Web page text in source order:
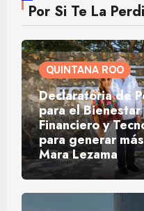
Por Si Te La
QUINTANA ROO
Declaratoria de
para el
Financiero y
para generar
Mara Lezama